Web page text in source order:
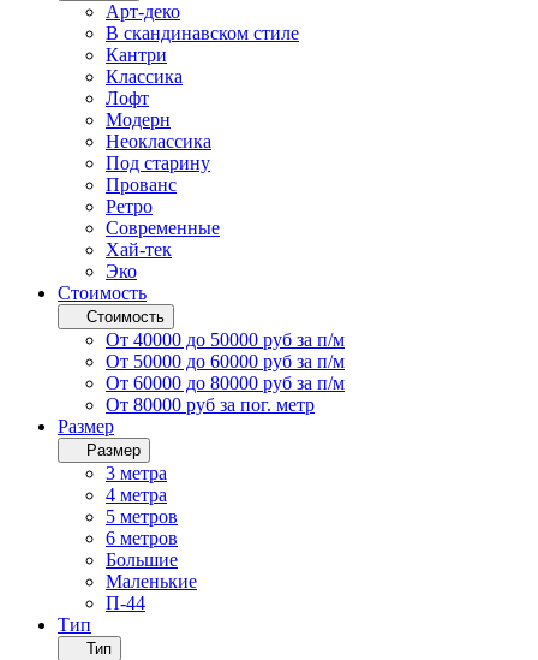
Арт-деко
В скандинавском стиле
Кантри
Классика
Лофт
Модерн
Неоклассика
Под старину
Прованс
Ретро
Современные
Хай-тек
Эко
Стоимость
Стоимость
От 40000 до 50000 руб за п/м
От 50000 до 60000 руб за п/м
От 60000 до 80000 руб за п/м
От 80000 руб за пог. метр
Размер
Размер
3 метра
4 метра
5 метров
6 метров
Большие
Маленькие
П-44
Тип
Тип